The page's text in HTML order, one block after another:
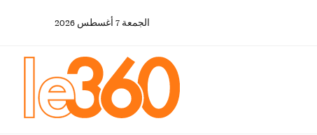
الجمعة 7 أغسطس 2026